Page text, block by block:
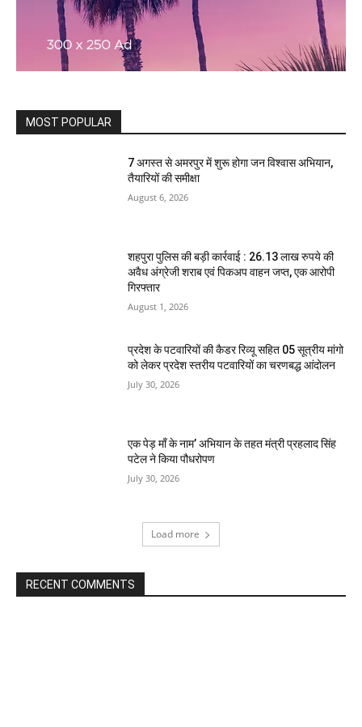
MOST POPULAR
7 अगस्त से अमरपुर में शुरू होगा जन विश्वास अभियान,
तैयारियों की समीक्षा
August 6, 2026
शहपुरा पुलिस की बड़ी कार्रवाई : 26.13 लाख रुपये की
अवैध अंग्रेजी शराब एवं पिकअप वाहन जप्त, एक आरोपी
गिरफ्तार
August 1, 2026
प्रदेश के पटवारियों की कैडर रिव्यू सहित 05 सूत्रीय मांगो
को लेकर प्रदेश स्तरीय पटवारियों का चरणबद्ध आंदोलन
July 30, 2026
एक पेड़ माँ के नाम’ अभियान के तहत मंत्री प्रहलाद सिंह
पटेल ने किया पौधरोपण
July 30, 2026
Load more
RECENT COMMENTS